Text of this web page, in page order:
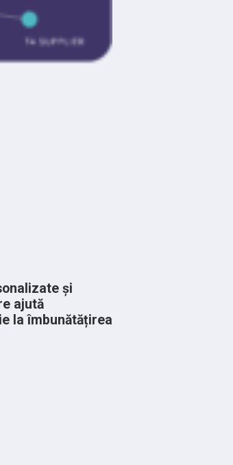
și
ajută
la îmbunătățirea